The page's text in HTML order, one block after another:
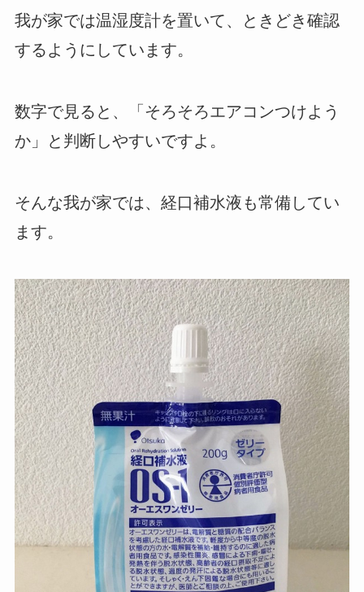
我が家では温湿度計を置いて、ときどき確認
するようにしています。
数字で見ると、「そろそろエアコンつけよう
か」と判断しやすいですよ。
そんな我が家では、経口補水液も常備してい
ます。